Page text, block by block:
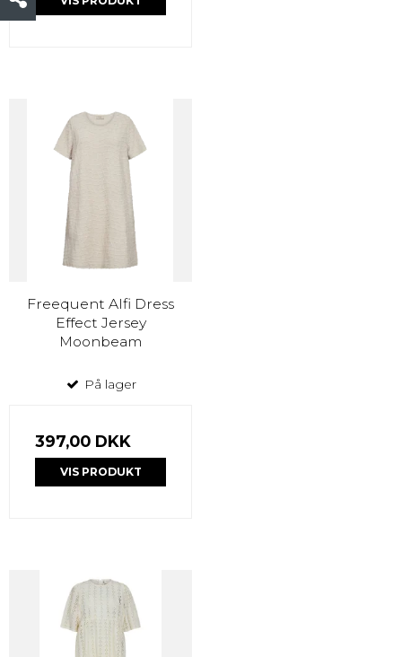
Freequent Alfi Dress
Effect Jersey
Moonbeam
På lager
397,00 DKK
VIS PRODUKT